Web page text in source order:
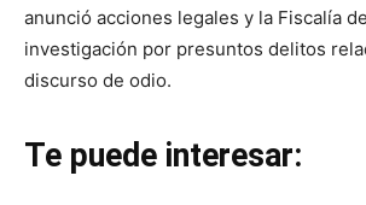
anunció acciones legales y la Fiscalía
investigación por presuntos delitos
discurso de odio.
Te puede interesar: